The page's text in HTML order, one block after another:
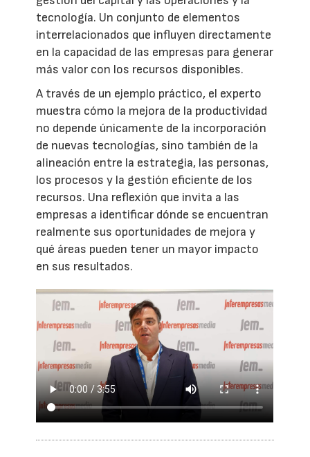
tecnología. Un conjunto de elementos
interrelacionados que influyen directamente
en la capacidad de las empresas para generar
más valor con los recursos disponibles.
A través de un ejemplo práctico, el experto
muestra cómo la mejora de la productividad
no depende únicamente de la incorporación
de nuevas tecnologías, sino también de la
alineación entre la estrategia, las personas,
los procesos y la gestión eficiente de los
recursos. Una reflexión que invita a las
empresas a identificar dónde se encuentran
realmente sus oportunidades de mejora y
qué áreas pueden tener un mayor impacto
en sus resultados.